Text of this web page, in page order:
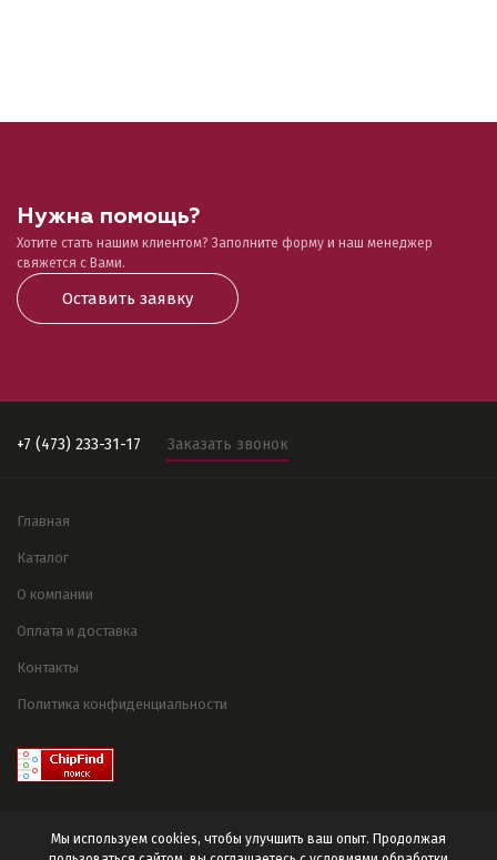
Нужна помощь?
Хотите стать нашим клиентом? Заполните форму и наш менеджер
свяжется с Вами.
Оставить заявку
Мы используем cookies, чтобы улучшить ваш опыт. Продолжая
+7 (473) 233-31-17 Заказать звонок
Главная
Каталог
О компании
Оплата и доставка
Контакты
Политика конфиденциальности